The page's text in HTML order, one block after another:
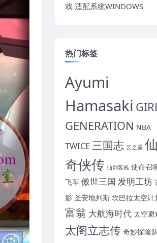
戏 适配系统WINDOWS
热门标签
Ayumi
Hamasaki
GENERATION NBA
TWICE三国志 云之遥
奇侠传 仙剑客栈 使命召
飞车 傲世三国 发明工坊
影 圣安地列斯 坎巴拉太空计
富翁 大航海时代 太空避
太阁立志传 奇妙探险